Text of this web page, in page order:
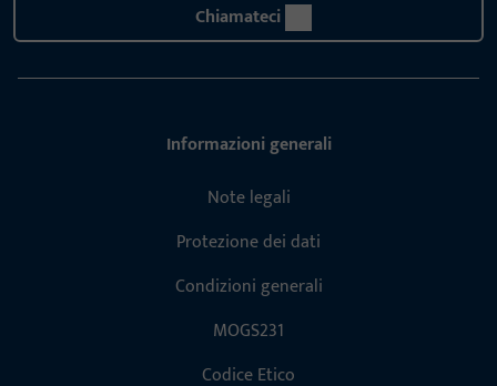
Chiamateci
Informazioni generali
Note legali
Protezione dei dati
Condizioni generali
MOGS231
Codice Etico